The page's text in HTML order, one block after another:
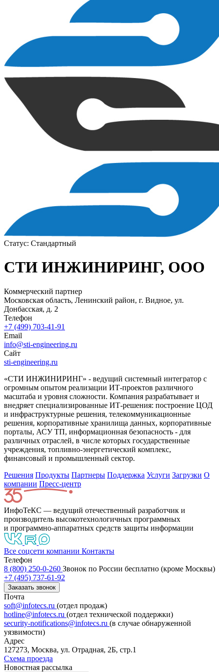
Статус: Стандартный
СТИ ИНЖИНИРИНГ, ООО
Коммерческий партнер
Московская область, Ленинский район, г. Видное, ул.
Донбасская, д. 2
Телефон
+7 (499) 703-41-91
Email
info@sti-engineering.ru
Сайт
sti-engineering.ru
«СТИ ИНЖИНИРИНГ» - ведущий системный интегратор с
огромным опытом реализации ИТ-проектов различного
масштаба и уровня сложности. Компания разрабатывает и
внедряет специализированные ИТ-решения: построение ЦОД
и инфраструктурные решения, телекоммуникационные
решения, корпоративные хранилища данных, корпоративные
порталы, АСУ ТП, информационная безопасность - для
различных отраслей, в числе которых государственные
учреждения, топливно-энергетический комплекс,
финансовый и промышленный сектор.
Решения Продукты Партнeры Поддержка Услуги Загрузки О
компании Пресс-центр
ИнфоТеКС — ведущий отечественный разработчик и
производитель высокотехнологичных программных
и программно-аппаратных средств защиты информации
Все соцсети компании Контакты
Телефон
8 (800) 250-0-260 Звонок по России бесплатно (кроме Москвы)
+7 (495) 737-61-92
Заказать звонок
Почта
soft@infotecs.ru (отдел продаж)
hotline@infotecs.ru (отдел технической поддержки)
security-notifications@infotecs.ru (в случае обнаруженной
уязвимости)
Адрес
127273, Москва, ул. Отрадная, 2Б, стр.1
Схема проезда
Новостная рассылка